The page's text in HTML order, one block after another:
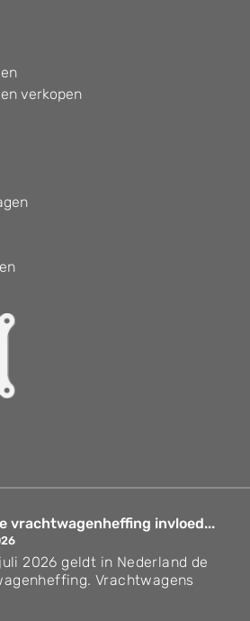
verkopen
vrachtwagenheffing invloed...
2026 geldt in Nederland de
Vrachtwagens